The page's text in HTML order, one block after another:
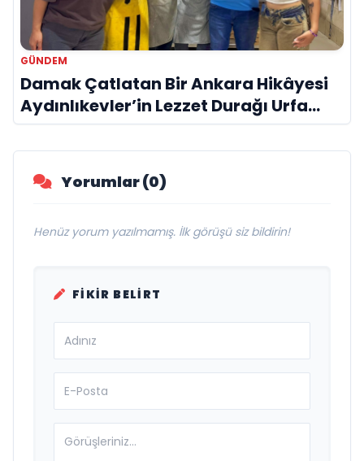
GÜNDEM
Damak Çatlatan Bir Ankara Hikâyesi
Aydınlıkevler’in Lezzet Durağı Urfa
Damak
Yorumlar (0)
Henüz yorum yazılmamış. İlk görüşü siz bildirin!
FIKIR BELIRT